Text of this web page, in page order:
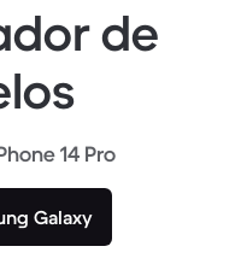
de
14 Pro
Galaxy